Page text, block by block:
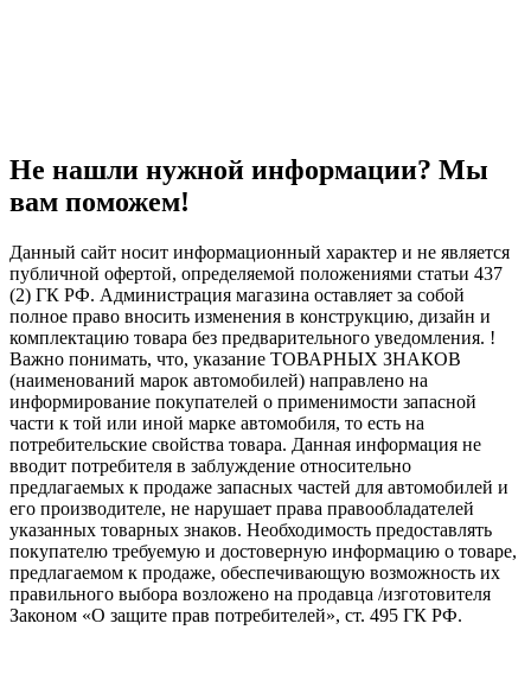
Не нашли нужной информации? Мы
вам поможем!
Данный сайт носит информационный характер и не является
публичной офертой, определяемой положениями статьи 437
(2) ГК РФ. Администрация магазина оставляет за собой
полное право вносить изменения в конструкцию, дизайн и
комплектацию товара без предварительного уведомления. !
Важно понимать, что, указание ТОВАРНЫХ ЗНАКОВ
(наименований марок автомобилей) направлено на
информирование покупателей о применимости запасной
части к той или иной марке автомобиля, то есть на
потребительские свойства товара. Данная информация не
вводит потребителя в заблуждение относительно
предлагаемых к продаже запасных частей для автомобилей и
его производителе, не нарушает права правообладателей
указанных товарных знаков. Необходимость предоставлять
покупателю требуемую и достоверную информацию о товаре,
предлагаемом к продаже, обеспечивающую возможность их
правильного выбора возложено на продавца /изготовителя
Законом «О защите прав потребителей», ст. 495 ГК РФ.